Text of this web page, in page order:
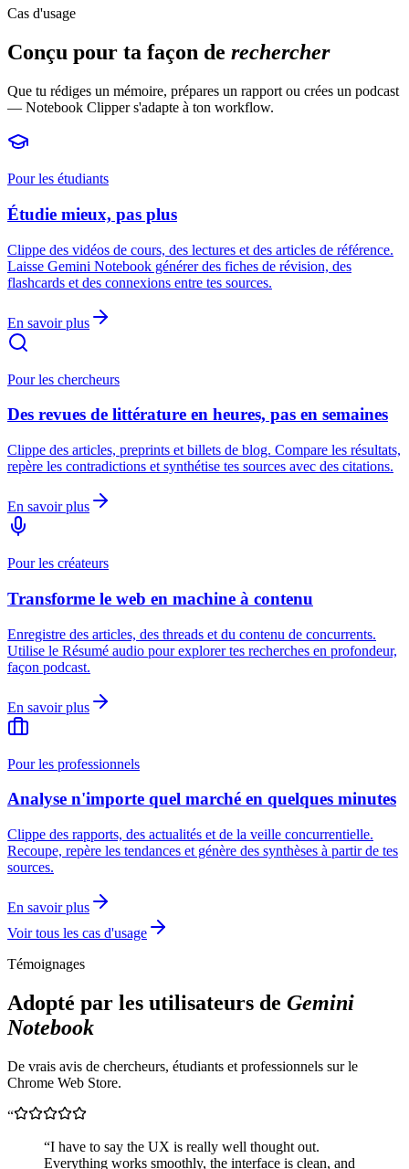
Cas d'usage
Conçu pour ta façon de rechercher
Que tu rédiges un mémoire, prépares un rapport ou crées un podcast
— Notebook Clipper s'adapte à ton workflow.
Pour les étudiants
Étudie mieux, pas plus
Clippe des vidéos de cours, des lectures et des articles de référence.
Laisse Gemini Notebook générer des fiches de révision, des
flashcards et des connexions entre tes sources.
En savoir plus
Pour les chercheurs
Des revues de littérature en heures, pas en semaines
Clippe des articles, preprints et billets de blog. Compare les résultats,
repère les contradictions et synthétise tes sources avec des citations.
En savoir plus
Pour les créateurs
Transforme le web en machine à contenu
Enregistre des articles, des threads et du contenu de concurrents.
Utilise le Résumé audio pour explorer tes recherches en profondeur,
façon podcast.
En savoir plus
Pour les professionnels
Analyse n'importe quel marché en quelques minutes
Clippe des rapports, des actualités et de la veille concurrentielle.
Recoupe, repère les tendances et génère des synthèses à partir de tes
sources.
En savoir plus
Voir tous les cas d'usage
Témoignages
Adopté par les utilisateurs de Gemini
Notebook
De vrais avis de chercheurs, étudiants et professionnels sur le
Chrome Web Store.
“
“I have to say the UX is really well thought out.
Everything works smoothly, the interface is clean, and